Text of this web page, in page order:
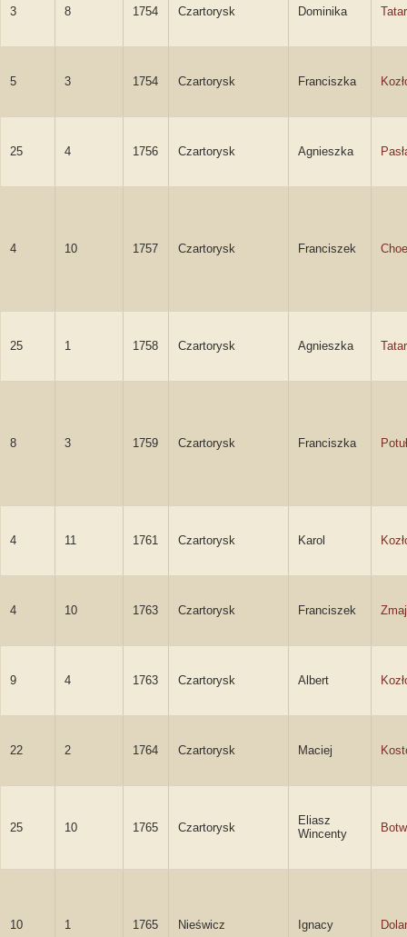
3 8 1754 Czartorysk Dominika
5 3 1754 Czartorysk Franciszka
25 4 1756 Czartorysk Agnieszka
4 10 1757 Czartorysk Franciszek
25 1 1758 Czartorysk Agnieszka
8 3 1759 Czartorysk Franciszka
4 11 1761 Czartorysk Karol
4 10 1763 Czartorysk Franciszek
9 4 1763 Czartorysk Albert
22 2 1764 Czartorysk Maciej
25 10 1765 Czartorysk
Eliasz
Wincenty
10 1 1765 Nieświcz Ignacy